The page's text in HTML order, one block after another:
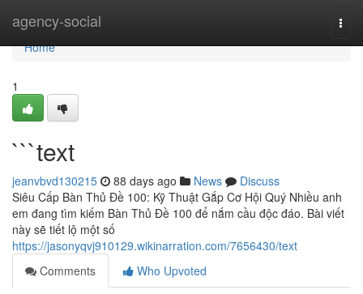
agency-social
Home
Home
1
```text
jeanvbvd130215 88 days ago News
Discuss
Siêu Cấp Bàn Thủ Đề 100: Kỹ Thuật Gắp Cơ Hội Quý Nhiều anh
em đang tìm kiếm Bàn Thủ Đề 100 để nắm cầu độc đáo. Bài viết
này sẽ tiết lộ một số
https://jasonyqvj910129.wikinarration.com/7656430/text
Comments
Who Upvoted